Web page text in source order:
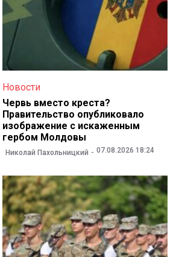
Новости
Червь вместо креста?
Правительство опубликовало
изображение с искаженным
гербом Молдовы
Николай Пахольницкий 07.08.2026 18:24